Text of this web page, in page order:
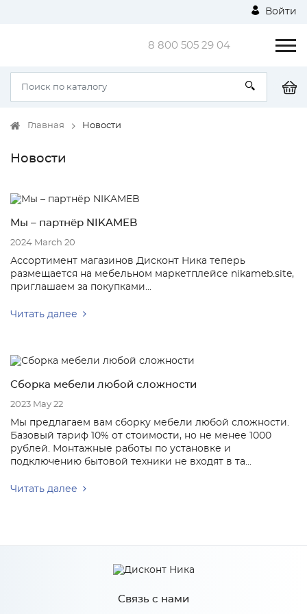
Войти
8 800 505 29 04
Главная Новости
Новости
Мы – партнёр NIKAMEB
2024 March 20
Ассортимент магазинов Дисконт Ника теперь
размещается на мебельном маркетплейсе nikameb.site,
приглашаем за покупками...
Читать далее
Сборка мебели любой сложности
2023 May 22
Мы предлагаем вам сборку мебели любой сложности.
Базовый тариф 10% от стоимости, но не менее 1000
рублей. Монтажные работы по установке и
подключению бытовой техники не входят в та...
Читать далее
Связь с нами